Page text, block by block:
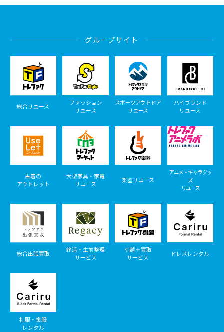
グループサイト
総合リユース
ファッション
リユース
スポーツアウトドア
リユース
ハイブランド
リユース
古着の
アウトレット
大型家具・家電
リユース
楽器リユース
アニメ・キャラグッ
ズ
リユース
総合出張買取
終活・生前整理
サービス
引越＋買取
サービス
ドレスレンタル
礼服・喪服
レンタル